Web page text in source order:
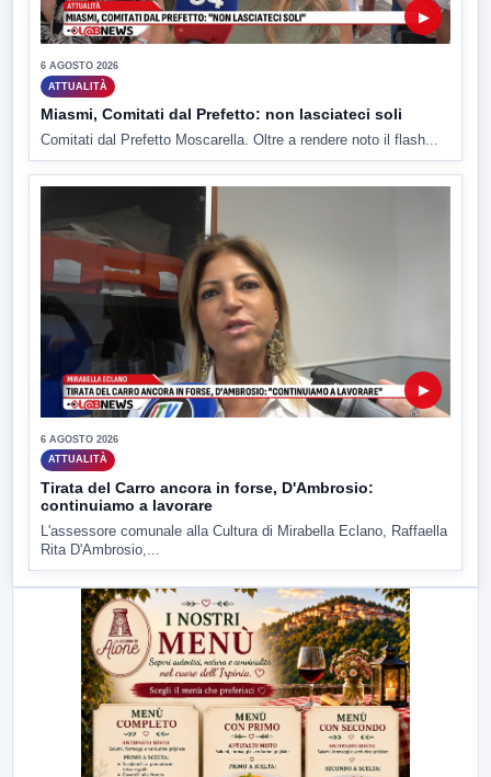
▶
6 AGOSTO 2026
ATTUALITÀ
Miasmi, Comitati dal Prefetto: non lasciateci soli
Comitati dal Prefetto Moscarella. Oltre a rendere noto il flash...
▶
6 AGOSTO 2026
ATTUALITÀ
Tirata del Carro ancora in forse, D'Ambrosio:
continuiamo a lavorare
L'assessore comunale alla Cultura di Mirabella Eclano, Raffaella
Rita D'Ambrosio,...